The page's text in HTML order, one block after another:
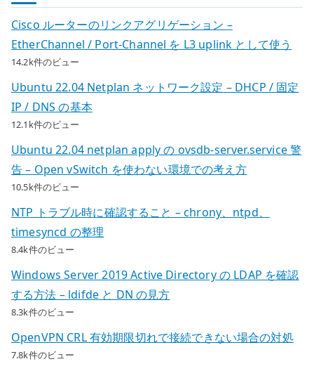
Cisco ルーターのリンクアグリゲーション –
EtherChannel / Port-Channel を L3 uplink として使う
14.2k件のビュー
Ubuntu 22.04 Netplan ネットワーク設定 – DHCP / 固定
IP / DNS の基本
12.1k件のビュー
Ubuntu 22.04 netplan apply の ovsdb-server.service 警
告 – Open vSwitch を使わない環境での考え方
10.5k件のビュー
NTP トラブル時に確認すること – chrony、ntpd、
timesyncd の整理
8.4k件のビュー
Windows Server 2019 Active Directory の LDAP を確認
する方法 – ldifde と DN の見方
8.3k件のビュー
OpenVPN CRL 有効期限切れで接続できない場合の対処
7.8k件のビュー